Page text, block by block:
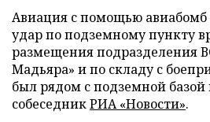
Авиация с помощью
удар по подземному пункту
размещения подразделения
Мадьяра» и по складу с
был рядом с подземной базой
собеседникРИА «Новости».